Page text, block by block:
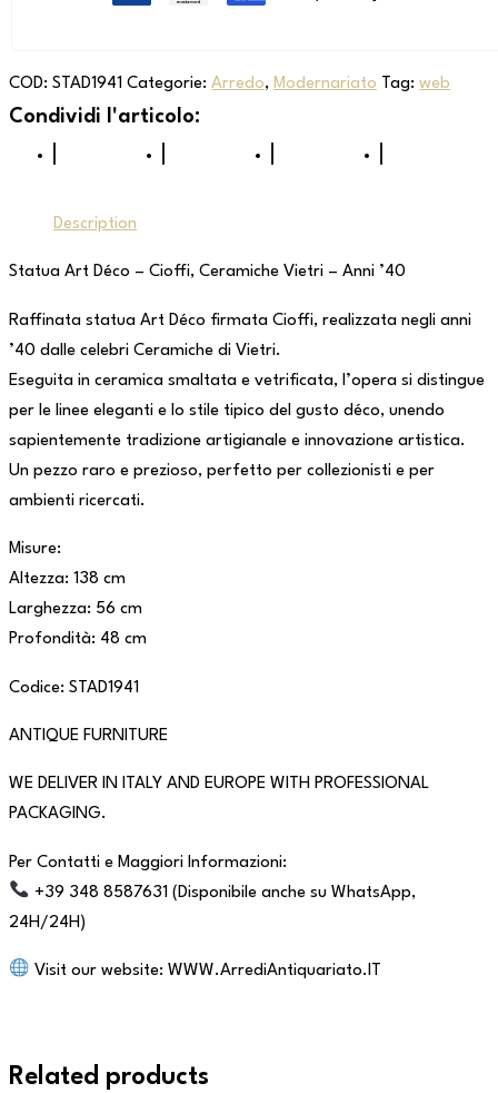
COD: STAD1941 Categorie: Arredo, Modernariato Tag: web
Description
Statua Art Déco – Cioffi, Ceramiche Vietri – Anni ’40
Raffinata statua Art Déco firmata Cioffi, realizzata negli anni
’40 dalle celebri Ceramiche di Vietri.
Eseguita in ceramica smaltata e vetrificata, l’opera si distingue
per le linee eleganti e lo stile tipico del gusto déco, unendo
sapientemente tradizione artigianale e innovazione artistica.
Un pezzo raro e prezioso, perfetto per collezionisti e per
ambienti ricercati.
Misure:
Altezza: 138 cm
Larghezza: 56 cm
Profondità: 48 cm
Codice: STAD1941
ANTIQUE FURNITURE
WE DELIVER IN ITALY AND EUROPE WITH PROFESSIONAL
PACKAGING.
Per Contatti e Maggiori Informazioni:
+39 348 8587631 (Disponibile anche su WhatsApp,
24H/24H)
Visit our website: WWW.ArrediAntiquariato.IT
Related products